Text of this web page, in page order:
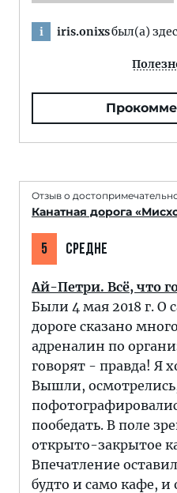
i iris.onixsбыл(а)
Отзыв о
Канатная дорога
5 СРЕДНЕ
Ай-Петри. Всё, что
Были 4 мая 2018 г. О
дороге сказано
адреналин по
говорят - правда! Я
Вышли,
пообедать. В поле
открыто-закрытое
Впечатление
будто и само кафе, и